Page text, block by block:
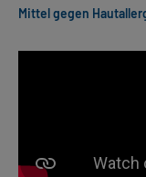
Mittel gegen